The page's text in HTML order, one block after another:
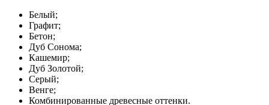
Белый;
Графит;
Бетон;
Дуб Сонома;
Кашемир;
Дуб Золотой;
Серый;
Венге;
Комбинированные древесные оттенки.